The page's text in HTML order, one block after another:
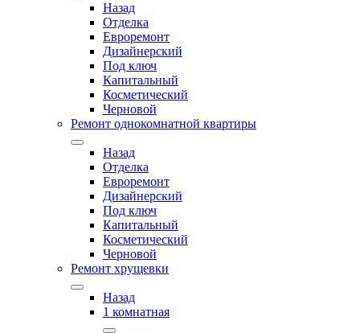
Назад
Отделка
Евроремонт
Дизайнерский
Под ключ
Капитальный
Косметический
Черновой
Ремонт однокомнатной квартиры
Назад
Отделка
Евроремонт
Дизайнерский
Под ключ
Капитальный
Косметический
Черновой
Ремонт хрущевки
Назад
1 комнатная